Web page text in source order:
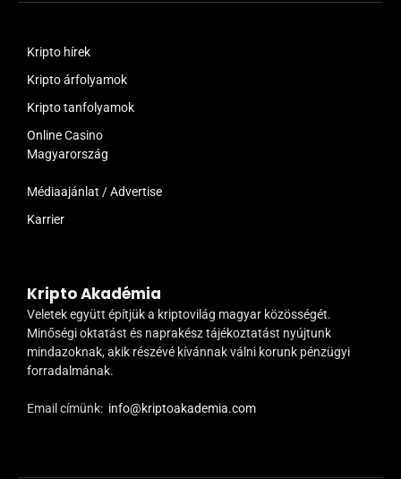
Kripto hírek
Kripto árfolyamok
Kripto tanfolyamok
Online Casino
Magyarország
Médiaajánlat / Advertise
Karrier
Kripto Akadémia
Veletek együtt építjük a kriptovilág magyar közösségét.
Minőségi oktatást és naprakész tájékoztatást nyújtunk
mindazoknak, akik részévé kívánnak válni korunk pénzügyi
forradalmának.
Email címünk: info@kriptoakademia.com